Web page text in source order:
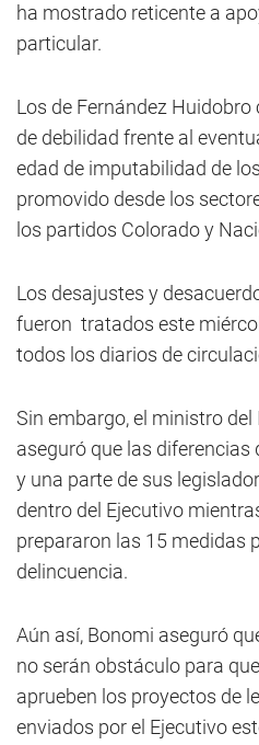
ha mostrado reticente a
particular.
Los de Fernández Huidobro
de debilidad frente al
edad de imputabilidad de
promovido desde los
los partidos Colorado y
Los desajustes y
fueron tratados este
todos los diarios de
Sin embargo, el ministro
aseguró que las diferencias
y una parte de sus
dentro del Ejecutivo
prepararon las 15 medidas
delincuencia.
Aún así, Bonomi aseguró
no serán obstáculo para
aprueben los proyectos de
enviados por el Ejecutivo